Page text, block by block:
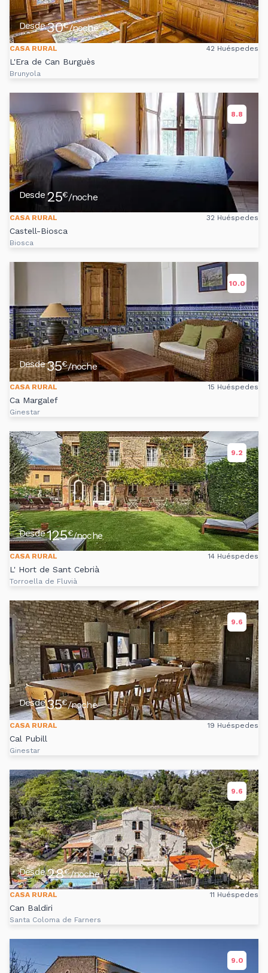
Desde30€/noche
CASA RURAL 42 Huéspedes
L'Era de Can Burguès
Brunyola
8.8
Desde25€/noche
CASA RURAL 32 Huéspedes
Castell-Biosca
Biosca
10.0
Desde35€/noche
CASA RURAL 15 Huéspedes
Ca Margalef
Ginestar
9.2
Desde125€/noche
CASA RURAL 14 Huéspedes
L' Hort de Sant Cebrià
Torroella de Fluvià
9.6
Desde35€/noche
CASA RURAL 19 Huéspedes
Cal Pubill
Ginestar
9.6
Desde28€/noche
CASA RURAL 11 Huéspedes
Can Baldiri
Santa Coloma de Farners
9.0